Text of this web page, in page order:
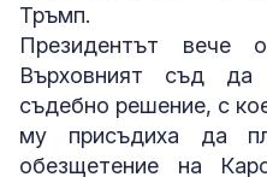
Тръмп.
Президентът вече
Върховният съд да
съдебно решение, с
му присъдиха да
обезщетение на